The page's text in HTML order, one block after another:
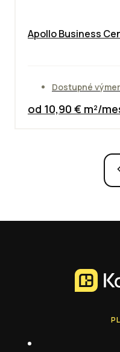
Apollo Business
Dostupné
od 10,90 € m²/